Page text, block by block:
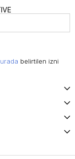
belirtilen izni